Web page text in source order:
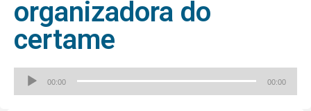
organizadora do
certame
00:00 00:00